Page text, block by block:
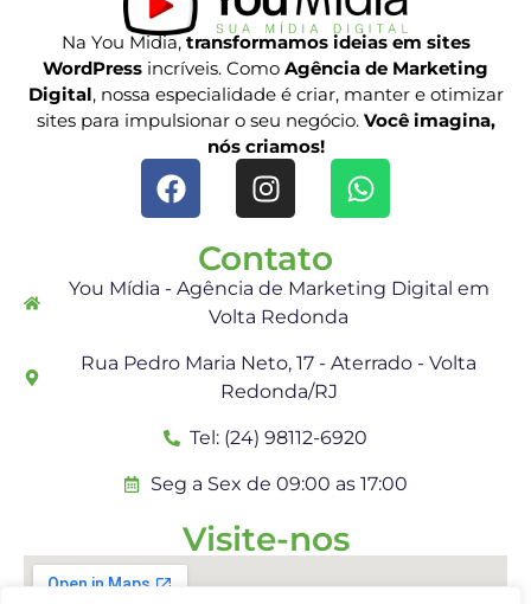
Na You Midia,transformamos ideias em sites
WordPress incríveis. Como Agência de Marketing
Digital, nossa especialidade é criar, manter e otimizar
sites para impulsionar o seu negócio. Você imagina,
nós criamos!
Contato
You Mídia - Agência de Marketing Digital em
Volta Redonda
Rua Pedro Maria Neto, 17 - Aterrado - Volta
Redonda/RJ
Tel: (24) 98112-6920
Seg a Sex de 09:00 as 17:00
Visite-nos